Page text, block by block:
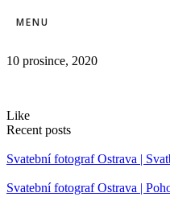
MENU
10 prosince, 2020
Like
Recent posts
Svatební fotograf Ostrava |
Svatební fotograf Ostrava |